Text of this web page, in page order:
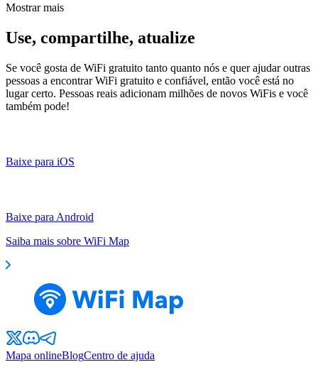
Mostrar mais
Use, compartilhe, atualize
Se você gosta de WiFi gratuito tanto quanto nós e quer ajudar outras
pessoas a encontrar WiFi gratuito e confiável, então você está no
lugar certo. Pessoas reais adicionam milhões de novos WiFis e você
também pode!
Baixe para iOS
Baixe para Android
Saiba mais sobre WiFi Map
Mapa onlineBlogCentro de ajuda